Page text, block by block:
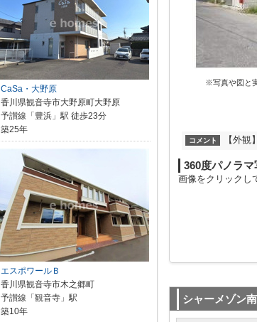
※写真や図と
コメント 【外観】
360度パノラマ
画像をクリックし
シャーメゾン
CaSa・大野原
香川県観音寺市大野原町大野原
予讃線「豊浜」駅 徒歩23分
築25年
エスポワールＢ
香川県観音寺市木之郷町
予讃線「観音寺」駅
築10年